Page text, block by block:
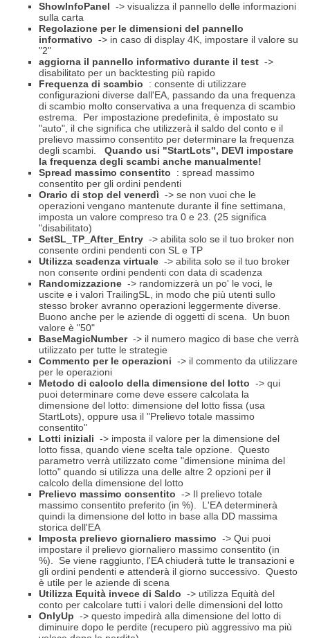
ShowInfoPanel -> visualizza il pannello delle informazioni
sulla carta
Regolazione per le dimensioni del pannello
informativo -> in caso di display 4K, impostare il valore su
"2"
aggiorna il pannello informativo durante il test ->
disabilitato per un backtesting più rapido
Frequenza di scambio
: consente di utilizzare
configurazioni diverse dall'EA, passando da una frequenza
di scambio molto conservativa a una frequenza di scambio
estrema.
Per impostazione predefinita, è impostato su
"auto", il che significa che utilizzerà il saldo del conto e il
prelievo massimo consentito per determinare la frequenza
degli scambi.
Quando usi "StartLots", DEVI impostare
la frequenza degli scambi anche manualmente!
Spread massimo consentito
: spread massimo
consentito per gli ordini pendenti
Orario di stop del venerdì -> se non vuoi che le
operazioni vengano mantenute durante il fine settimana,
imposta un valore compreso tra 0 e 23. (25 significa
"disabilitato)
SetSL_TP_After_Entry -> abilita solo se il tuo broker non
consente ordini pendenti con SL e TP
Utilizza scadenza virtuale -> abilita solo se il tuo broker
non consente ordini pendenti con data di scadenza
Randomizzazione -> randomizzerà un po' le voci, le
uscite e i valori TrailingSL, in modo che più utenti sullo
stesso broker avranno operazioni leggermente diverse.
Buono anche per le aziende di oggetti di scena.
Un buon
valore è "50"
BaseMagicNumber -> il numero magico di base che verrà
utilizzato per tutte le strategie
Commento per le operazioni -> il commento da utilizzare
per le operazioni
Metodo di calcolo della dimensione del lotto -> qui
puoi determinare come deve essere calcolata la
dimensione del lotto: dimensione del lotto fissa (usa
StartLots), oppure usa il "Prelievo totale massimo
consentito"
Lotti iniziali -> imposta il valore per la dimensione del
lotto fissa, quando viene scelta tale opzione.
Questo
parametro verrà utilizzato come "dimensione minima del
lotto" quando si utilizza una delle altre 2 opzioni per il
calcolo della dimensione del lotto
Prelievo massimo consentito -> Il prelievo totale
massimo consentito preferito (in %).
L'EA determinerà
quindi la dimensione del lotto in base alla DD massima
storica dell'EA
Imposta prelievo giornaliero massimo -> Qui puoi
impostare il prelievo giornaliero massimo consentito (in
%).
Se viene raggiunto, l'EA chiuderà tutte le transazioni e
gli ordini pendenti e attenderà il giorno successivo.
Questo
è utile per le aziende di scena
Utilizza Equità invece di Saldo -> utilizza Equità del
conto per calcolare tutti i valori delle dimensioni del lotto
OnlyUp -> questo impedirà alla dimensione del lotto di
diminuire dopo le perdite (recupero più aggressivo ma più